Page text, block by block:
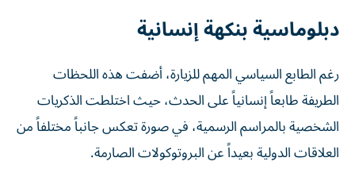
دبلوماسية بنكهة إنسانية
رغم الطابع السياسي المهم للزيارة، أضفت هذه اللحظات
الطريفة طابعاً إنسانياً على الحدث، حيث اختلطت الذكريات
الشخصية بالمراسم الرسمية، في صورة تعكس جانباً مختلفاً من
العلاقات الدولية بعيداً عن البروتوكولات الصارمة.